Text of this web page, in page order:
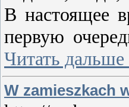
В настоящее
первую
Читать дальше
W zamieszkach